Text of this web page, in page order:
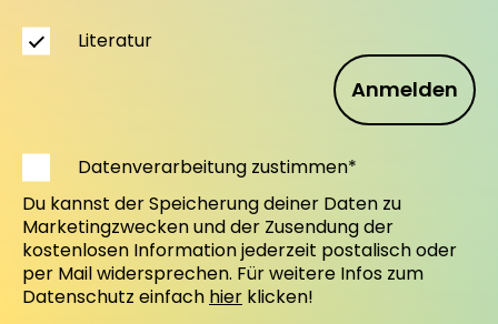
Anmelden
Literatur
Datenverarbeitung zustimmen*
Du kannst der Speicherung deiner Daten zu
Marketingzwecken und der Zusendung der
kostenlosen Information jederzeit postalisch oder
per Mail widersprechen. Für weitere Infos zum
Datenschutz einfach hier klicken!